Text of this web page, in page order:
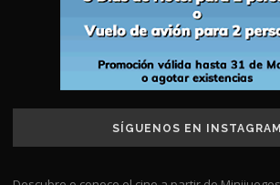
SÍGUENOS EN INSTAGRAM